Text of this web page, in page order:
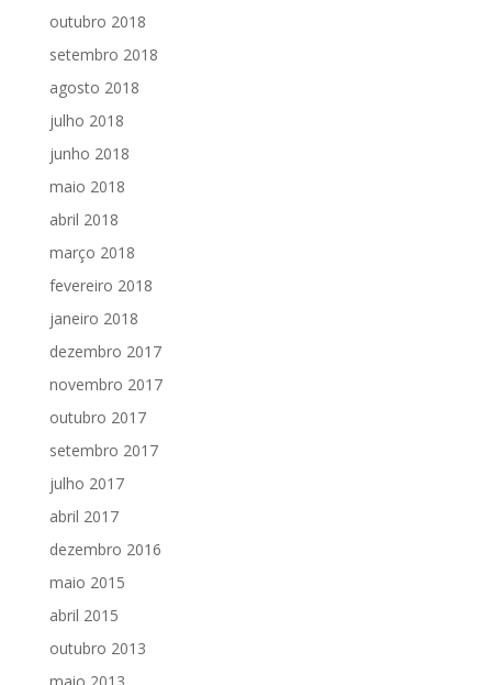
outubro 2018
setembro 2018
agosto 2018
julho 2018
junho 2018
maio 2018
abril 2018
março 2018
fevereiro 2018
janeiro 2018
dezembro 2017
novembro 2017
outubro 2017
setembro 2017
julho 2017
abril 2017
dezembro 2016
maio 2015
abril 2015
outubro 2013